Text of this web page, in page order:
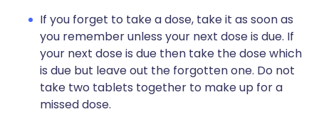
If you forget to take a dose, take it as soon as
you remember unless your next dose is due. If
your next dose is due then take the dose which
is due but leave out the forgotten one. Do not
take two tablets together to make up for a
missed dose.